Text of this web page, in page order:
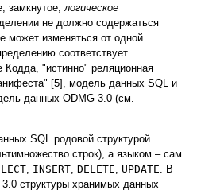
замкнутое,логическое
не должно содержаться
может изменяться от одной
соответствует
"истинно" реляционная
[5], модель данных SQL и
данных ODMG 3.0 (см.
SQL родовой структурой
строк), а языком – сам
, INSERT, DELETE, UPDATE. В
структуры хранимых данных